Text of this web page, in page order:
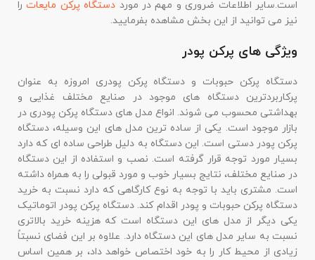
است.سایر اطلاعات ضروری و مهم در مورد دستگاه پرکن مایعاترا
نیز می توانید از این بخش مشاهده بفرمایید.
ویژگی های پرکن پودر
دستگاه پرکن حبوبات و دستگاه پرکن پودری امروزه به عنوان
پرکاربردترین دستگاه های موجود در صنایع مختلف غذایی و
بهداشتی محسوب می شوند. انواع مدل های دستگاه پرکن پودری در
بازار موجود است. یکی از ساده ترین مدل های این وسیله، دستگاه
پرکن پودر دستی است. این دستگاه به دلیل طراحی ساده ای که دارد
بسیار مورد توجه قرار گرفته است. نصب و استفاده از این دستگاه
در صنایع مختلف، نتایج بسیار خوب و مورد قبولی را به همراه داشته
است. مشتری باید با توجه به نوع کارگاهی که دارد نسبت به خرید
دستگاه پرکن حبوبات و پودر اقدام کند. دستگاه پرکن پودر اتوماتیک
یکی دیگر از مدل های این دستگاه است که هزینه خرید بالاتری
نسبت به سایر مدل های این دستگاه دارد. علاوه بر این فضای نسبتاً
زیادی از محیط کار را به خود اختصاص خواهد داد، بر همین اساس